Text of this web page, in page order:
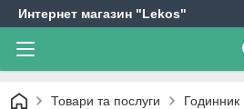
Интернет магазин "Lekos"
Товари та послуги Годинник